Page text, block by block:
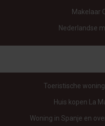
Makelaar
Nederlandse
Toeristische
Huis kopen La
Woning in Spanje en